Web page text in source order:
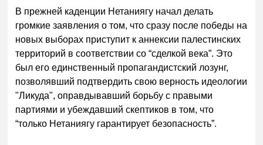
В прежней каденции Нетаниягу начал делать
громкие заявления о том, что сразу после победы на
новых выборах приступит к аннексии палестинских
территорий в соответствии со “сделкой века”. Это
был его единственный пропагандистский лозунг,
позволявший подтвердить свою верность идеологии
"Ликуда", оправдывавший борьбу с правыми
партиями и убеждавший скептиков в том, что
“только Нетаниягу гарантирует безопасность”.